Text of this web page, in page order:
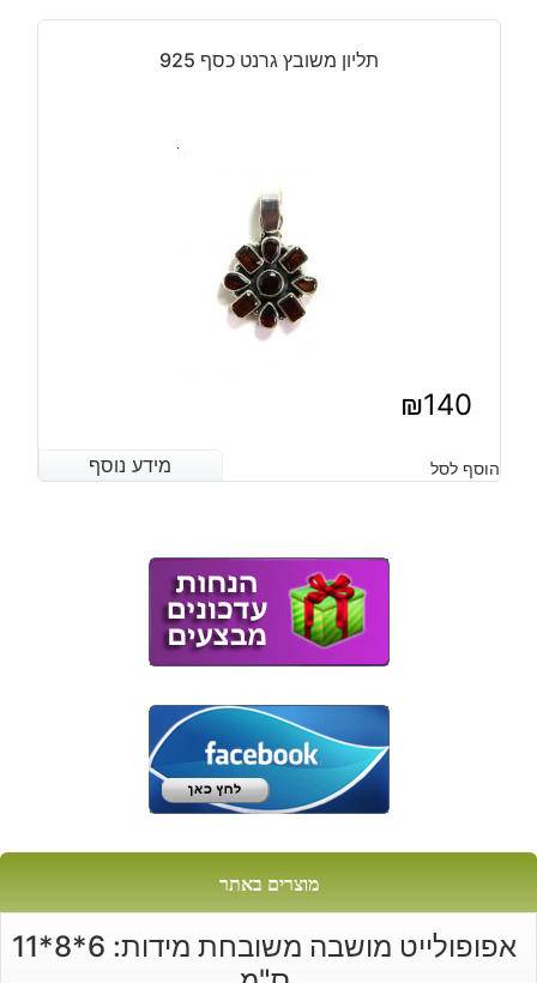
היה:
הוא:
תליון משובץ גרנט כסף 925
₪140
מידע נוסף הוסף לסל מידע נוסף
מוצרים באתר
אפופולייט מושבה משובחת מידות: 6*8*11